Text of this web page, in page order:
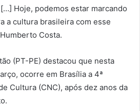
Hoje, podemos estar marcando
a cultura brasileira com esse
Costa.
(PT-PE) destacou que nesta
ocorre em Brasília a 4ª
Cultura (CNC), após dez anos da